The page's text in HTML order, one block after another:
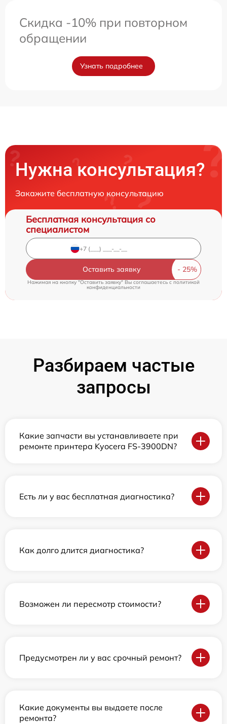
Скидка -10% при повторном
обращении
Узнать подробнее
Нужна консультация?
Закажите бесплатную консультацию
Бесплатная консультация со
специалистом
Оставить заявку
Нажимая на кнопку "Оставить заявку" Вы соглашаетесь c политикой
конфиденциальности
Разбираем частые
запросы
Какие запчасти вы устанавливаете при
ремонте принтера Kyocera FS-3900DN?
Есть ли у вас бесплатная диагностика?
Как долго длится диагностика?
Возможен ли пересмотр стоимости?
Предусмотрен ли у вас срочный ремонт?
Какие документы вы выдаете после
ремонта?